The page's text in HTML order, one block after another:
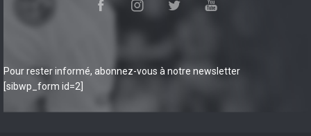
Pour rester informé, abonnez-vous à notre newsletter
[sibwp_form id=2]